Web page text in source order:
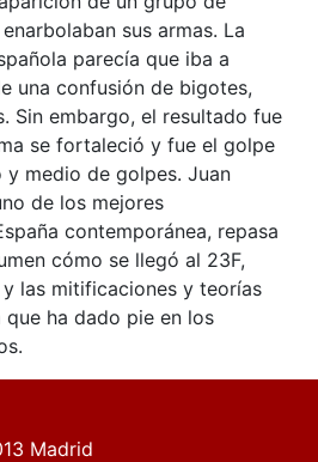
sus armas. La
parecía que iba a
una confusión de bigotes,
Sin embargo, el resultado fue
se fortaleció y fue el golpe
medio de golpes. Juan
de los mejores
contemporánea, repasa
cómo se llegó al 23F,
las mitificaciones y teorías
ha dado pie en los
Madrid